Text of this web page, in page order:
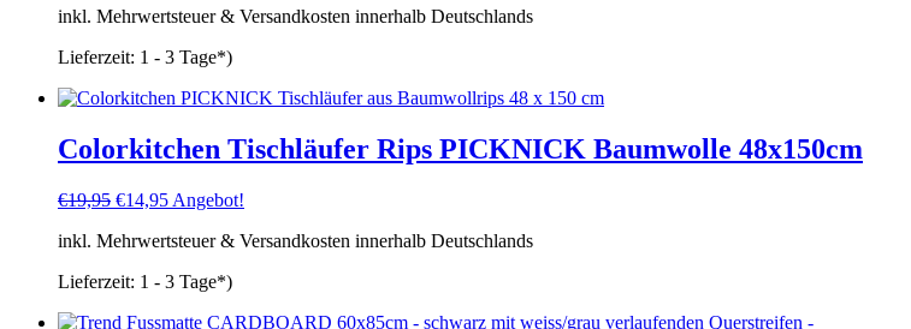
war:
ist:
inkl. Mehrwertsteuer & Versandkosten innerhalb Deutschlands
Lieferzeit: 1 - 3 Tage*)
Colorkitchen Tischläufer Rips PICKNICK Baumwolle 48x150cm
€19,95 Ursprünglicher
war:
€14,95Aktueller
ist:
Angebot!
inkl. Mehrwertsteuer & Versandkosten innerhalb Deutschlands
Lieferzeit: 1 - 3 Tage*)